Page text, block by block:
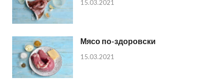
15.03.2021
Мясо по-здоровски
15.03.2021